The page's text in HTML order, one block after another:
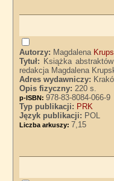
Autorzy: Magdalena
Tytuł: Książka
redakcja Magdalena
Adres wydawniczy:
Opis fizyczny:220 s.
p-ISBN:978-83-8084-066-9
Typ publikacji: PRK
Język publikacji: POL
Liczba arkuszy: 7,15